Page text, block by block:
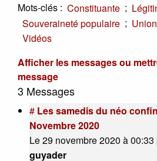
Mots-clés : Constituante ;
Souveraineté populaire ;
Vidéos
Afficher les messages ou
message
3 Messages
# Les samedis du néo
Novembre 2020
Le 29 novembre 2020 à 00:33
guyader